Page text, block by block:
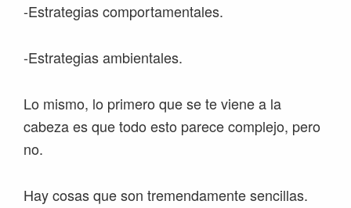
-Estrategias comportamentales.
-Estrategias ambientales.
Lo mismo, lo primero que se te viene a la
cabeza es que todo esto parece complejo, pero
no.
Hay cosas que son tremendamente sencillas.